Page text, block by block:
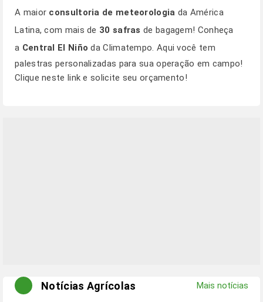
A maior consultoria de meteorologia da América
Latina, com mais de 30 safras de bagagem! Conheça
a Central El Niño da Climatempo. Aqui você tem
palestras personalizadas para sua operação em campo!
Cliqueneste link e solicite seu orçamento!
Notícias Agrícolas Mais notícias